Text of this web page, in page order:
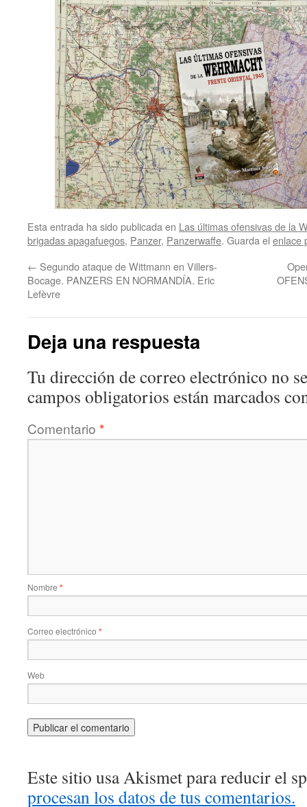
Esta entrada ha sido publicada en Las últimas ofensivas de la
brigadas apagafuegos, Panzer, Panzerwaffe. Guarda el enlace
← Segundo ataque de Wittmann en Villers-
Bocage. PANZERS EN NORMANDÍA. Eric
Lefèvre
Deja una respuesta
Tu dirección de correo electrónico no
campos obligatorios están marcados
Comentario *
Nombre *
Correo electrónico *
Web
Este sitio usa Akismet para reducir el
procesan los datos de tus comentarios.